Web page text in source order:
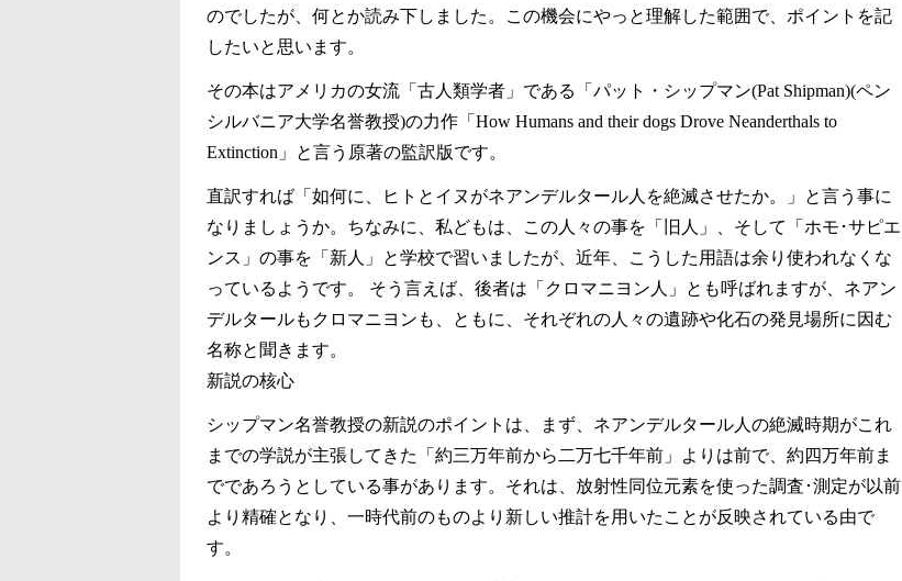
のでしたが、何とか読み下しました。この機会にやっと理解した範囲で、ポイントを記
したいと思います。
その本はアメリカの女流「古人類学者」である「パット・シップマン(Pat Shipman)(ペン
シルバニア大学名誉教授)の力作「How Humans and their dogs Drove Neanderthals to
Extinction」と言う原著の監訳版です。
直訳すれば「如何に、ヒトとイヌがネアンデルタール人を絶滅させたか。」と言う事に
なりましょうか。ちなみに、私どもは、この人々の事を「旧人」、そして「ホモ･サピエ
ンス」の事を「新人」と学校で習いましたが、近年、こうした用語は余り使われなくな
っているようです。 そう言えば、後者は「クロマニヨン人」とも呼ばれますが、ネアン
デルタールもクロマニヨンも、ともに、それぞれの人々の遺跡や化石の発見場所に因む
名称と聞きます。
新説の核心
シップマン名誉教授の新説のポイントは、まず、ネアンデルタール人の絶滅時期がこれ
までの学説が主張してきた「約三万年前から二万七千年前」よりは前で、約四万年前ま
でであろうとしている事があります。それは、放射性同位元素を使った調査･測定が以前
より精確となり、一時代前のものより新しい推計を用いたことが反映されている由で
す。